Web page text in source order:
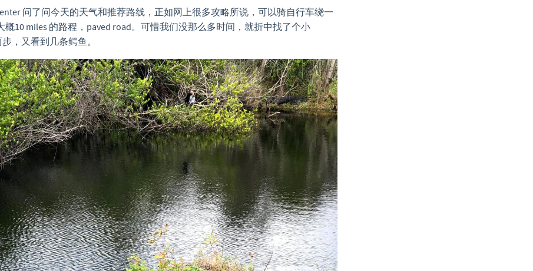
问了问今天的天气和推荐路线，正如网上很多攻略所说，可以骑自行车绕一
概10 miles 的路程，paved road。可惜我们没那么多时间，就折中找了个小
，又看到几条鳄鱼。